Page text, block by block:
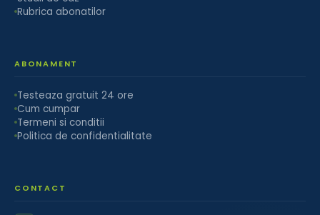
Rubrica abonatilor
ABONAMENT
Testeaza gratuit 24 ore
Cum cumpar
Termeni si conditii
Politica de confidentialitate
CONTACT